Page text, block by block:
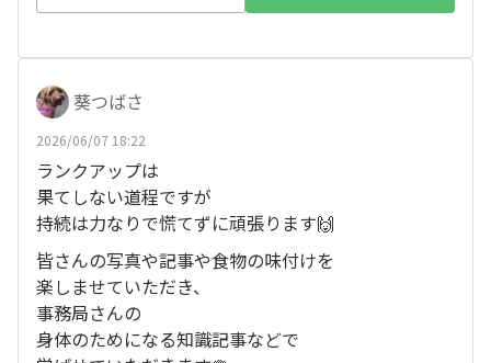
葵つばさ
2026/06/07 18:22
ランクアップは
果てしない道程ですが
持続は力なりで慌てずに頑張ります🙌
皆さんの写真や記事や食物の味付けを
楽しませていただき、
事務局さんの
身体のためになる知識記事などで